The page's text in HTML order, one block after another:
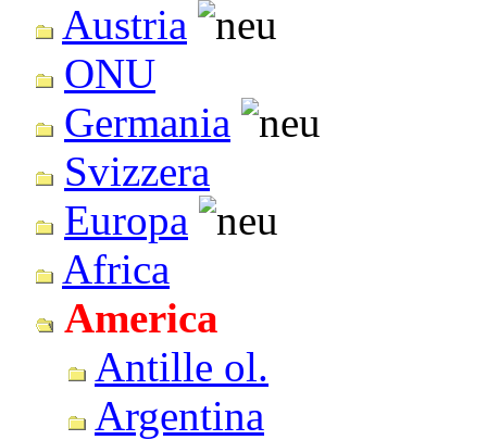
Austria
ONU
Germania
Svizzera
Europa
Africa
America
Antille ol.
Argentina